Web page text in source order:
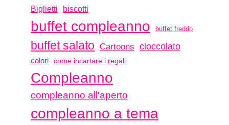
Biglietti biscotti
buffet compleanno buffet freddo
buffet salato Cartoons cioccolato
colori come incartare i regali
Compleanno
compleanno all'aperto
compleanno a tema